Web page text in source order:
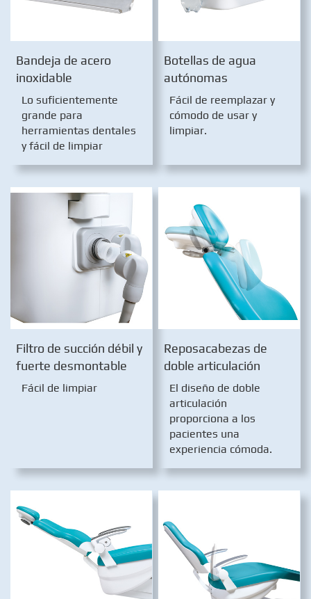
Bandeja de acero
inoxidable
Lo suficientemente
grande para
herramientas dentales
y fácil de limpiar
Botellas de agua
autónomas
Fácil de reemplazar y
cómodo de usar y
limpiar.
Filtro de succión débil y
fuerte desmontable
Fácil de limpiar
Reposacabezas de
doble articulación
El diseño de doble
articulación
proporciona a los
pacientes una
experiencia cómoda.